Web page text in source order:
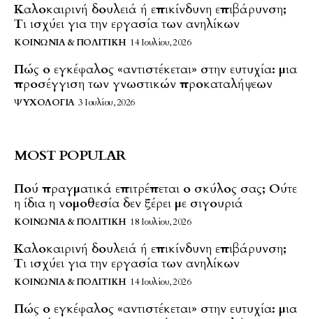
Καλοκαιρινή δουλειά ή επικίνδυνη επιβάρυνση;
Τι ισχύει για την εργασία των ανηλίκων
ΚΟΙΝΩΝΊΑ & ΠΟΛΙΤΙΚΉ 14 Ιουλίου, 2026
Πώς ο εγκέφαλος «αντιστέκεται» στην ευτυχία: μια
προσέγγιση των γνωστικών προκαταλήψεων
ΨΥΧΟΛΟΓΊΑ 3 Ιουλίου, 2026
MOST POPULAR
Πού πραγματικά επιτρέπεται ο σκύλος σας; Ούτε
η ίδια η νομοθεσία δεν ξέρει με σιγουριά
ΚΟΙΝΩΝΊΑ & ΠΟΛΙΤΙΚΉ 18 Ιουλίου, 2026
Καλοκαιρινή δουλειά ή επικίνδυνη επιβάρυνση;
Τι ισχύει για την εργασία των ανηλίκων
ΚΟΙΝΩΝΊΑ & ΠΟΛΙΤΙΚΉ 14 Ιουλίου, 2026
Πώς ο εγκέφαλος «αντιστέκεται» στην ευτυχία: μια